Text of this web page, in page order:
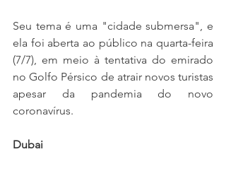
Seu tema é uma "cidade submersa", e
ela foi aberta ao público na quarta-feira
(7/7), em meio à tentativa do emirado
no Golfo Pérsico de atrair novos turistas
apesar da pandemia do novo
coronavírus.
Dubai